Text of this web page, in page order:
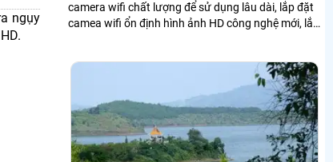
ngụy
camera wifi chất lượng để sử dụng lâu dài, lắp đặt
camea wifi ổn định hình ảnh HD công nghệ mới, lắp